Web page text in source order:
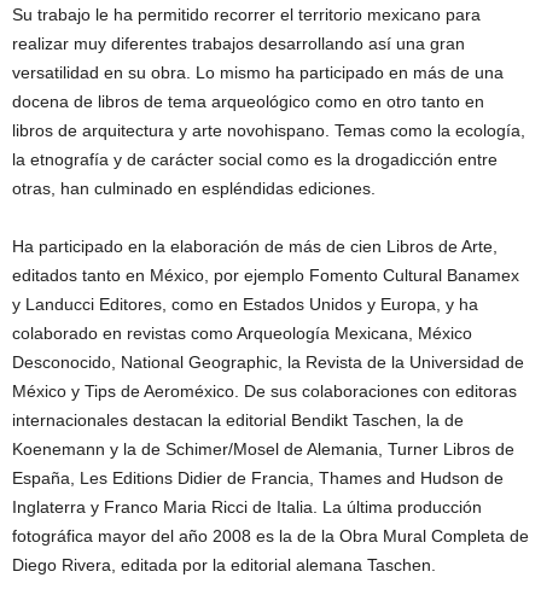
Su trabajo le ha permitido recorrer el territorio mexicano para
realizar muy diferentes trabajos desarrollando así una gran
versatilidad en su obra. Lo mismo ha participado en más de una
docena de libros de tema arqueológico como en otro tanto en
libros de arquitectura y arte novohispano. Temas como la ecología,
la etnografía y de carácter social como es la drogadicción entre
otras, han culminado en espléndidas ediciones.
Ha participado en la elaboración de más de cien Libros de Arte,
editados tanto en México, por ejemplo Fomento Cultural Banamex
y Landucci Editores, como en Estados Unidos y Europa, y ha
colaborado en revistas como Arqueología Mexicana, México
Desconocido, National Geographic, la Revista de la Universidad de
México y Tips de Aeroméxico. De sus colaboraciones con editoras
internacionales destacan la editorial Bendikt Taschen, la de
Koenemann y la de Schimer/Mosel de Alemania, Turner Libros de
España, Les Editions Didier de Francia, Thames and Hudson de
Inglaterra y Franco Maria Ricci de Italia. La última producción
fotográfica mayor del año 2008 es la de la Obra Mural Completa de
Diego Rivera, editada por la editorial alemana Taschen.